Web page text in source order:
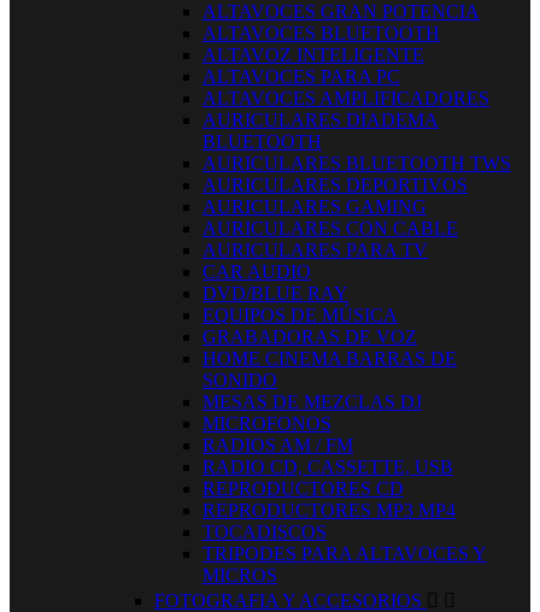
ALTAVOCES GRAN POTENCIA
ALTAVOCES BLUETOOTH
ALTAVOZ INTELIGENTE
ALTAVOCES PARA PC
ALTAVOCES AMPLIFICADORES
AURICULARES DIADEMA
BLUETOOTH
AURICULARES BLUETOOTH TWS
AURICULARES DEPORTIVOS
AURICULARES GAMING
AURICULARES CON CABLE
AURICULARES PARA TV
CAR AUDIO
DVD/BLUE RAY
EQUIPOS DE MÚSICA
GRABADORAS DE VOZ
HOME CINEMA BARRAS DE
SONIDO
MESAS DE MEZCLAS DJ
MICROFONOS
RADIOS AM / FM
RADIO CD, CASSETTE, USB
REPRODUCTORES CD
REPRODUCTORES MP3 MP4
TOCADISCOS
TRIPODES PARA ALTAVOCES Y
MICROS
FOTOGRAFIA Y ACCESORIOS  